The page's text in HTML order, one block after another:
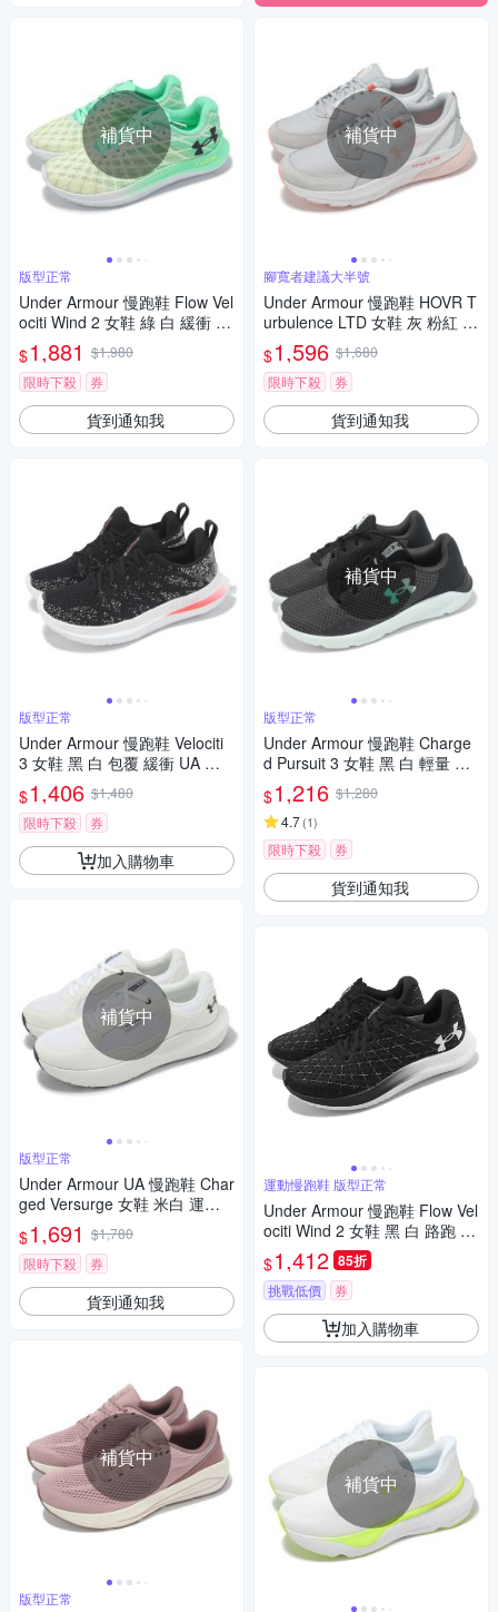
補貨中
版型正常
Under Armour 慢跑鞋 Flow Vel
ociti Wind 2 女鞋 綠 白 緩衝 路
跑 UA 運動鞋 3025662106
$1,881 $1,980
限時下殺
券
貨到通知我
版型正常
Under Armour 慢跑鞋 Velociti
3 女鞋 黑 白 包覆 緩衝 UA 運
動鞋 3026124004
$1,406 $1,480
限時下殺
券
加入購物車
補貨中
版型正常
Under Armour UA 慢跑鞋 Char
ged Versurge 女鞋 米白 運動
鞋 緩震 回彈 3028406103
$1,691 $1,780
限時下殺
券
貨到通知我
補貨中
版型正常
補貨中
腳寬者建議大半號
Under Armour 慢跑鞋 HOVR T
urbulence LTD 女鞋 灰 粉紅 緩
衝 支撐 UA 運動鞋 302614410
3
$1,596 $1,680
限時下殺
券
貨到通知我
補貨中
版型正常
Under Armour 慢跑鞋 Charge
d Pursuit 3 女鞋 黑 白 輕量 緩
震 路跑 運動鞋 UA 302488910
5
$1,216 $1,280
4.7(1)
限時下殺 券
貨到通知我
運動慢跑鞋 版型正常
Under Armour 慢跑鞋 Flow Vel
ociti Wind 2 女鞋 黑 白 路跑 U
A 輕量 運動鞋 內建晶片 30256
62003
$1,412 85折
挑戰低價 券
加入購物車
補貨中